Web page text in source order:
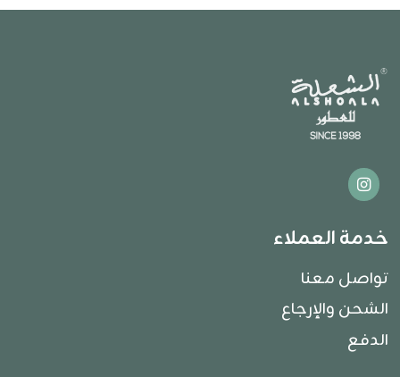
خدمة العملاء
تواصل معنا
الشحن والإرجاع
الدفع